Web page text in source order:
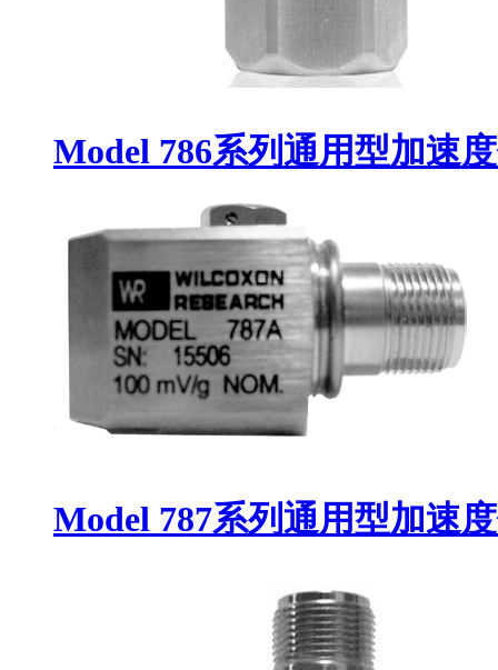
Model 786系列通用型加速
Model 787系列通用型加速